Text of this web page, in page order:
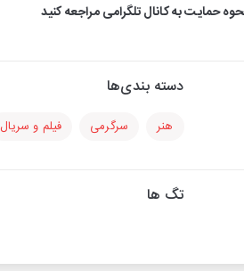
حمایت به کانال تلگرامی مراجعه کنید
دسته بندی‌ها
هنر سرگرمی فیلم و سریال
تگ ها